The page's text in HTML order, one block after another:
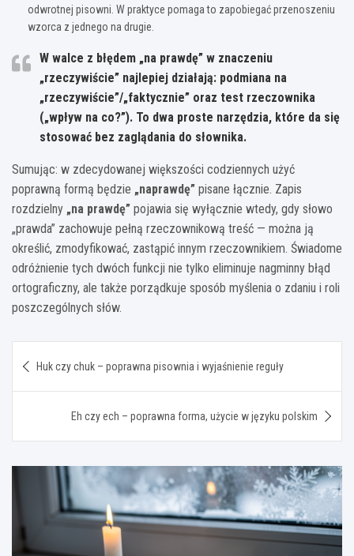
odwrotnej pisowni. W praktyce pomaga to zapobiegać przenoszeniu
wzorca z jednego na drugie.
W walce z błędem „na prawdę” w znaczeniu
„rzeczywiście” najlepiej działają: podmiana na
„rzeczywiście”/„faktycznie” oraz test rzeczownika
(„wpływ na co?”). To dwa proste narzędzia, które da się
stosować bez zaglądania do słownika.
Sumując: w zdecydowanej większości codziennych użyć
poprawną formą będzie „naprawdę” pisane łącznie. Zapis
rozdzielny „na prawdę” pojawia się wyłącznie wtedy, gdy słowo
„prawda” zachowuje pełną rzeczownikową treść — można ją
określić, zmodyfikować, zastąpić innym rzeczownikiem. Świadome
odróżnienie tych dwóch funkcji nie tylko eliminuje nagminny błąd
ortograficzny, ale także porządkuje sposób myślenia o zdaniu i roli
poszczególnych słów.
wpisu
Huk czy chuk – poprawna pisownia i wyjaśnienie reguły
Eh czy ech – poprawna forma, użycie w języku polskim